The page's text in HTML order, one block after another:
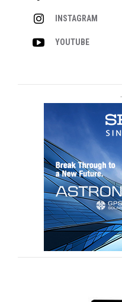
INSTAGRAM
YOUTUBE